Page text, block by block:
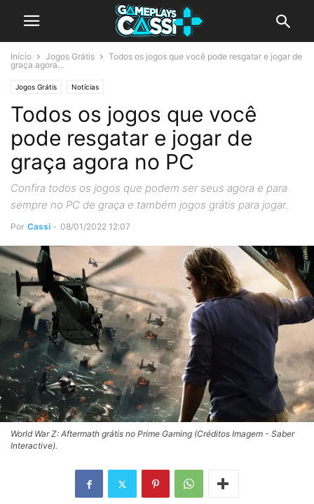
Início Jogos Grátis
Todos os jogos que você pode resgatar e jogar de
graça agora...
Jogos Grátis Notícias
Todos os jogos que você
pode resgatar e jogar de
graça agora no PC
Confira todos os jogos que podem ser seus agora e para
sempre no PC de graça e também jogos grátis para jogar.
Por Cassi - 08/01/2022 12:07
World War Z: Aftermath grátis no Prime Gaming (Créditos Imagem - Saber
Interactive).